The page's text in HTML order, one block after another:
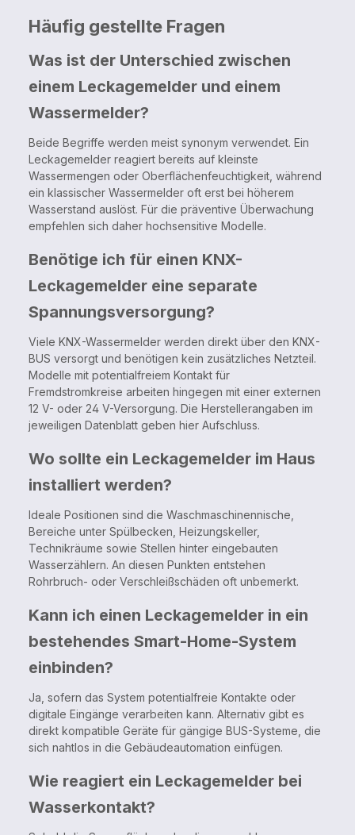
Häufig gestellte Fragen
Was ist der Unterschied zwischen
einem Leckagemelder und einem
Wassermelder?
Beide Begriffe werden meist synonym verwendet. Ein
Leckagemelder reagiert bereits auf kleinste
Wassermengen oder Oberflächenfeuchtigkeit, während
ein klassischer Wassermelder oft erst bei höherem
Wasserstand auslöst. Für die präventive Überwachung
empfehlen sich daher hochsensitive Modelle.
Benötige ich für einen KNX-
Leckagemelder eine separate
Spannungsversorgung?
Viele KNX-Wassermelder werden direkt über den KNX-
BUS versorgt und benötigen kein zusätzliches Netzteil.
Modelle mit potentialfreiem Kontakt für
Fremdstromkreise arbeiten hingegen mit einer externen
12 V- oder 24 V-Versorgung. Die Herstellerangaben im
jeweiligen Datenblatt geben hier Aufschluss.
Wo sollte ein Leckagemelder im Haus
installiert werden?
Ideale Positionen sind die Waschmaschinennische,
Bereiche unter Spülbecken, Heizungskeller,
Technikräume sowie Stellen hinter eingebauten
Wasserzählern. An diesen Punkten entstehen
Rohrbruch- oder Verschleißschäden oft unbemerkt.
Kann ich einen Leckagemelder in ein
bestehendes Smart-Home-System
einbinden?
Ja, sofern das System potentialfreie Kontakte oder
digitale Eingänge verarbeiten kann. Alternativ gibt es
direkt kompatible Geräte für gängige BUS-Systeme, die
sich nahtlos in die Gebäudeautomation einfügen.
Wie reagiert ein Leckagemelder bei
Wasserkontakt?